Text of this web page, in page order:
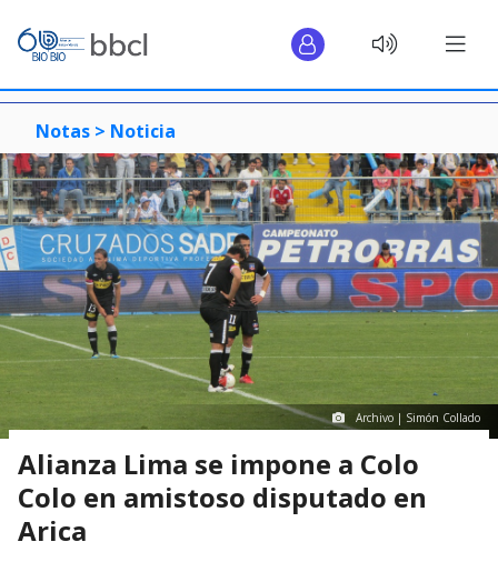
Notas > Noticia
Archivo | Simón Collado
Alianza Lima se impone a Colo
Colo en amistoso disputado en
Arica